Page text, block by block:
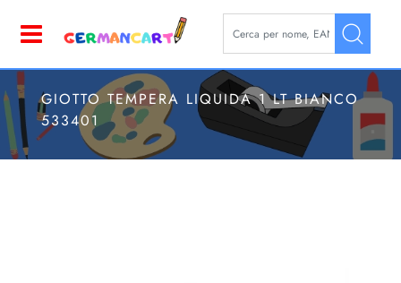
La modifica di un filtro
GIOTTO TEMPERA LIQUIDA 1 LT BIANCO
533401